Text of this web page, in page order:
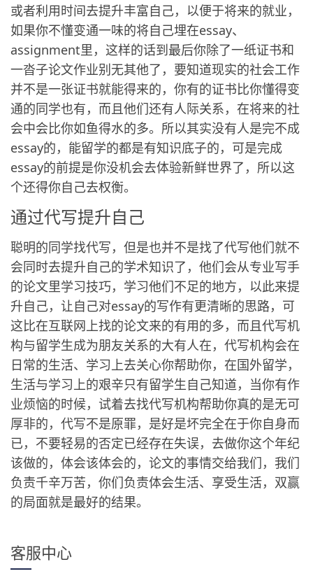
或者利用时间去提升丰富自己，以便于将来的就业，
如果你不懂变通一味的将自己埋在essay、
assignment里，这样的话到最后你除了一纸证书和
一沓子论文作业别无其他了，要知道现实的社会工作
并不是一张证书就能得来的，你有的证书比你懂得变
通的同学也有，而且他们还有人际关系，在将来的社
会中会比你如鱼得水的多。所以其实没有人是完不成
essay的，能留学的都是有知识底子的，可是完成
essay的前提是你没机会去体验新鲜世界了，所以这
个还得你自己去权衡。
通过代写提升自己
聪明的同学找代写，但是也并不是找了代写他们就不
会同时去提升自己的学术知识了，他们会从专业写手
的论文里学习技巧，学习他们不足的地方，以此来提
升自己，让自己对essay的写作有更清晰的思路，可
这比在互联网上找的论文来的有用的多，而且代写机
构与留学生成为朋友关系的大有人在，代写机构会在
日常的生活、学习上去关心你帮助你，在国外留学，
生活与学习上的艰辛只有留学生自己知道，当你有作
业烦恼的时候，试着去找代写机构帮助你真的是无可
厚非的，代写不是原罪，是好是坏完全在于你自身而
已，不要轻易的否定已经存在失误，去做你这个年纪
该做的，体会该体会的，论文的事情交给我们，我们
负责千辛万苦，你们负责体会生活、享受生活，双赢
的局面就是最好的结果。
客服中心